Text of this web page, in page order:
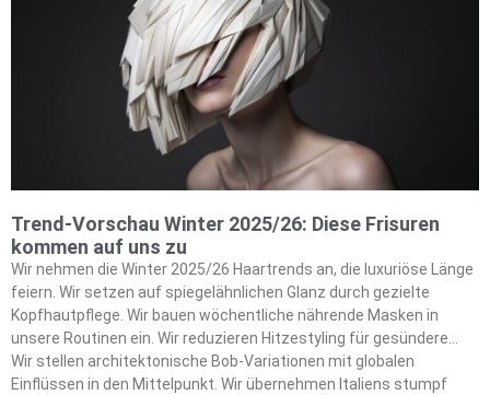
Color Freezes pH 4,5-Formel, um 90% Strahlkraft für dreißig
Wäschen zu bewahren. Wir folgen der kompletten Anleitung unten,
um herauszufinden, welche Formel das verborgene Potenzial
unserer Haare enthüllt.
Trend-Vorschau Winter 2025/26: Diese Frisuren
kommen auf uns zu
Wir nehmen die Winter 2025/26 Haartrends an, die luxuriöse Länge
feiern. Wir setzen auf spiegelähnlichen Glanz durch gezielte
Kopfhautpflege. Wir bauen wöchentliche nährende Masken in
unsere Routinen ein. Wir reduzieren Hitzestyling für gesündere
Strähnen.
Wir stellen architektonische Bob-Variationen mit globalen
Einflüssen in den Mittelpunkt. Wir übernehmen Italiens stumpf